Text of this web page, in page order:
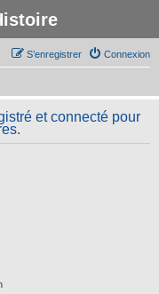
Connexion
S’enregistrer
et connecté pour